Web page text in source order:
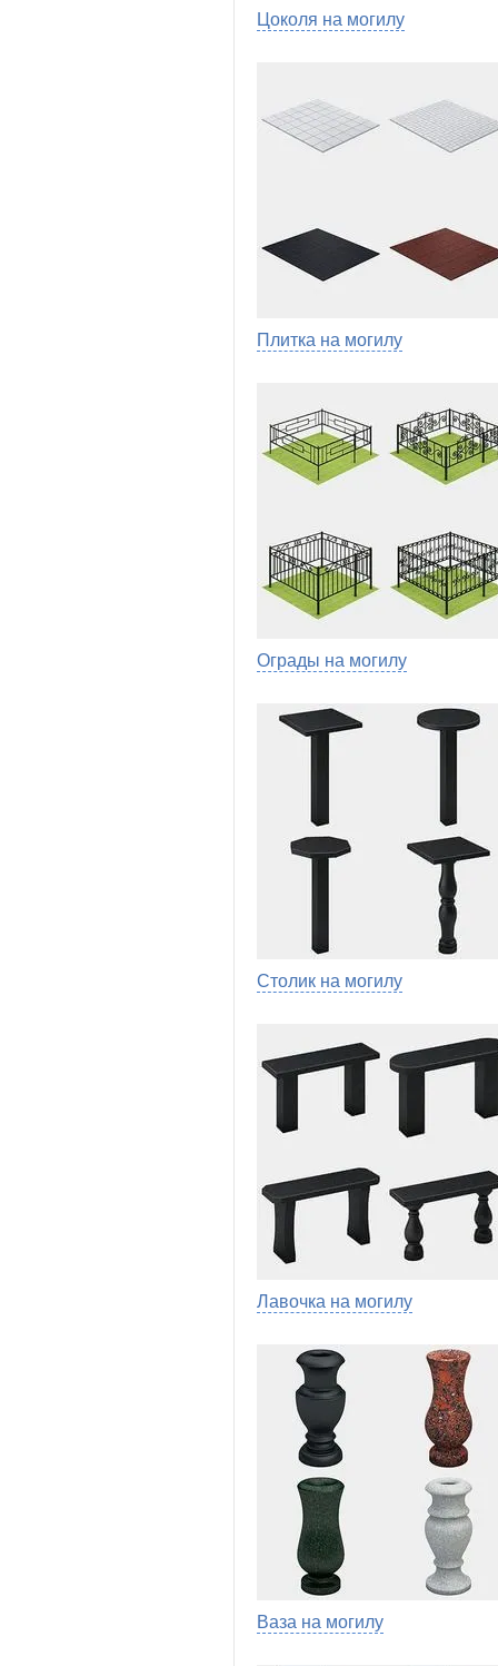
Цоколя на могилу
Плитка на могилу
Ограды на могилу
Столик на могилу
Лавочка на могилу
Ваза на могилу